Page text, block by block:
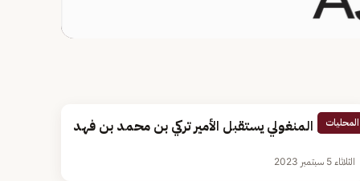
المحليات
الرئيس المنغولي يستقبل الأمير تركي بن محمد بن فهد
الثلاثاء 5 سبتمبر 2023